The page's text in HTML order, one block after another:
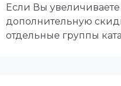
Если Вы
дополнительную
отдельные группы